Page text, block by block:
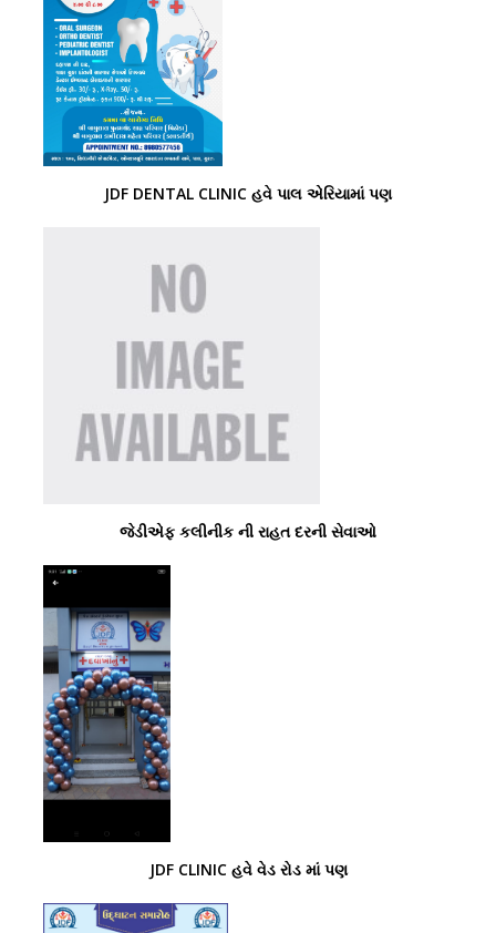
JDF DENTAL CLINIC હવે પાલ એરિયામાં પણ
જેડીએફ કલીનીક ની રાહત દરની સેવાઓ
JDF CLINIC હવે વેડ રોડ માં પણ